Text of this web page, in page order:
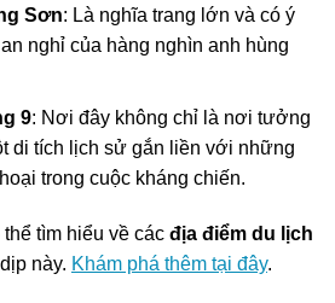
Sơn: Là nghĩa trang lớn và có ý
nghỉ của hàng nghìn anh hùng
9: Nơi đây không chỉ là nơi tưởng
di tích lịch sử gắn liền với những
trong cuộc kháng chiến.
tìm hiểu về các địa điểm du lịch
này. Khám phá thêm tại đây.